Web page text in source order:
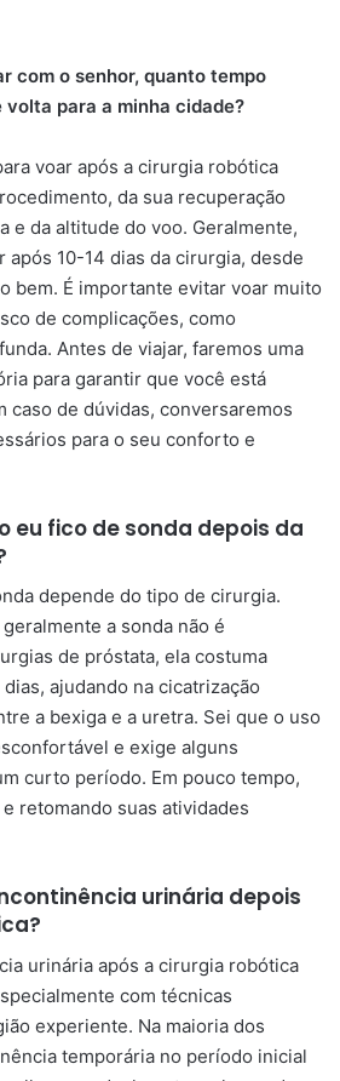
com o senhor, quanto tempo
volta para a minha cidade?
voar após a cirurgia robótica
da sua recuperação
e da altitude do voo. Geralmente,
após 10-14 dias da cirurgia, desde
bem. É importante evitar voar muito
de complicações, como
Antes de viajar, faremos uma
para garantir que você está
caso de dúvidas, conversaremos
para o seu conforto e
eu fico de sonda depois da
depende do tipo de cirurgia.
a sonda não é
de próstata, ela costuma
ajudando na cicatrização
a bexiga e a uretra. Sei que o uso
e exige alguns
curto período. Em pouco tempo,
retomando suas atividades
urinária depois
urinária após a cirurgia robótica
com técnicas
experiente. Na maioria dos
temporária no período inicial